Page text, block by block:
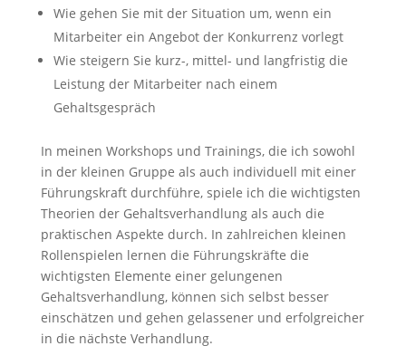
Wie gehen Sie mit der Situation um, wenn ein
Mitarbeiter ein Angebot der Konkurrenz vorlegt
Wie steigern Sie kurz-, mittel- und langfristig die
Leistung der Mitarbeiter nach einem
Gehaltsgespräch
In meinen Workshops und Trainings, die ich sowohl
in der kleinen Gruppe als auch individuell mit einer
Führungskraft durchführe, spiele ich die wichtigsten
Theorien der Gehaltsverhandlung als auch die
praktischen Aspekte durch. In zahlreichen kleinen
Rollenspielen lernen die Führungskräfte die
wichtigsten Elemente einer gelungenen
Gehaltsverhandlung, können sich selbst besser
einschätzen und gehen gelassener und erfolgreicher
in die nächste Verhandlung.